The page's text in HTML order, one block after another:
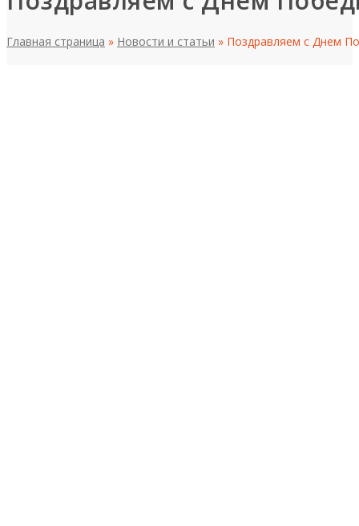
Главная страница » Новости и статьи » Поздравляем с Днем